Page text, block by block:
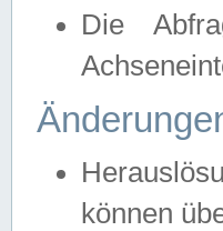
Die
können